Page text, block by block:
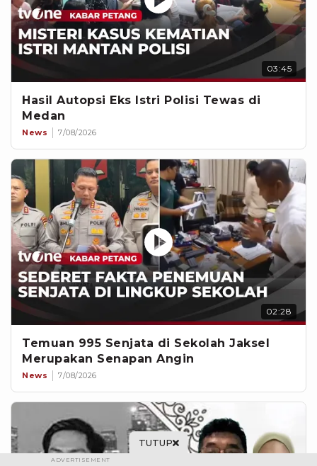
03:45
Hasil Autopsi Eks Istri Polisi Tewas di
Medan
News 7/08/2026
02:28
Temuan 995 Senjata di Sekolah Jaksel
Merupakan Senapan Angin
News 7/08/2026
TUTUP
ADVERTISEMENT